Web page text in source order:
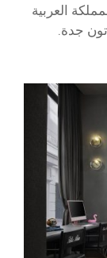
العربية
جدة.